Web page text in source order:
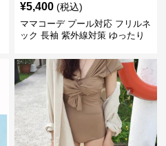
¥5,400 (税込)
ママコーデ プール対応 フリルネ
ック 長袖 紫外線対策 ゆったり